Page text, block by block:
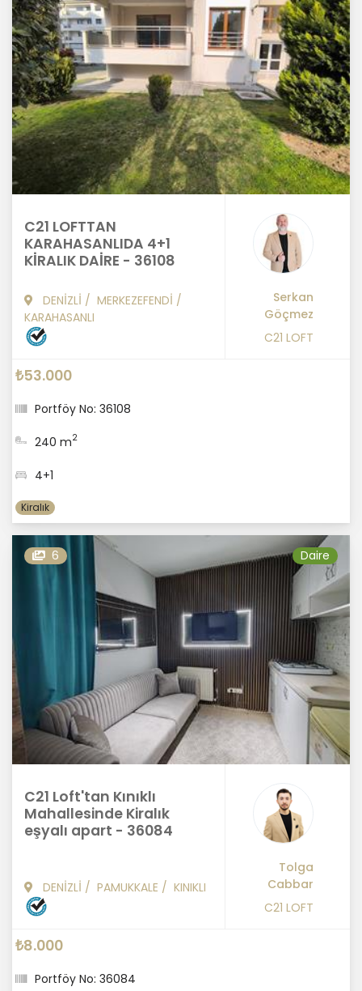
C21 LOFTTAN
KARAHASANLIDA 4+1
KİRALIK DAİRE - 36108
DENİZLİ / MERKEZEFENDİ /
KARAHASANLI
Serkan
Göçmez
C21 LOFT
₺53.000
Portföy No: 36108
240 m2
4+1
Kiralık
6 Daire
C21 Loft'tan Kınıklı
Mahallesinde Kiralık
eşyalı apart - 36084
DENİZLİ / PAMUKKALE / KINIKLI
Tolga
Cabbar
C21 LOFT
₺8.000
Portföy No: 36084